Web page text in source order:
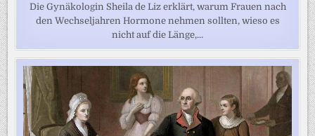
Die Gynäkologin Sheila de Liz erklärt, warum Frauen nach
den Wechseljahren Hormone nehmen sollten, wieso es
nicht auf die Länge,...